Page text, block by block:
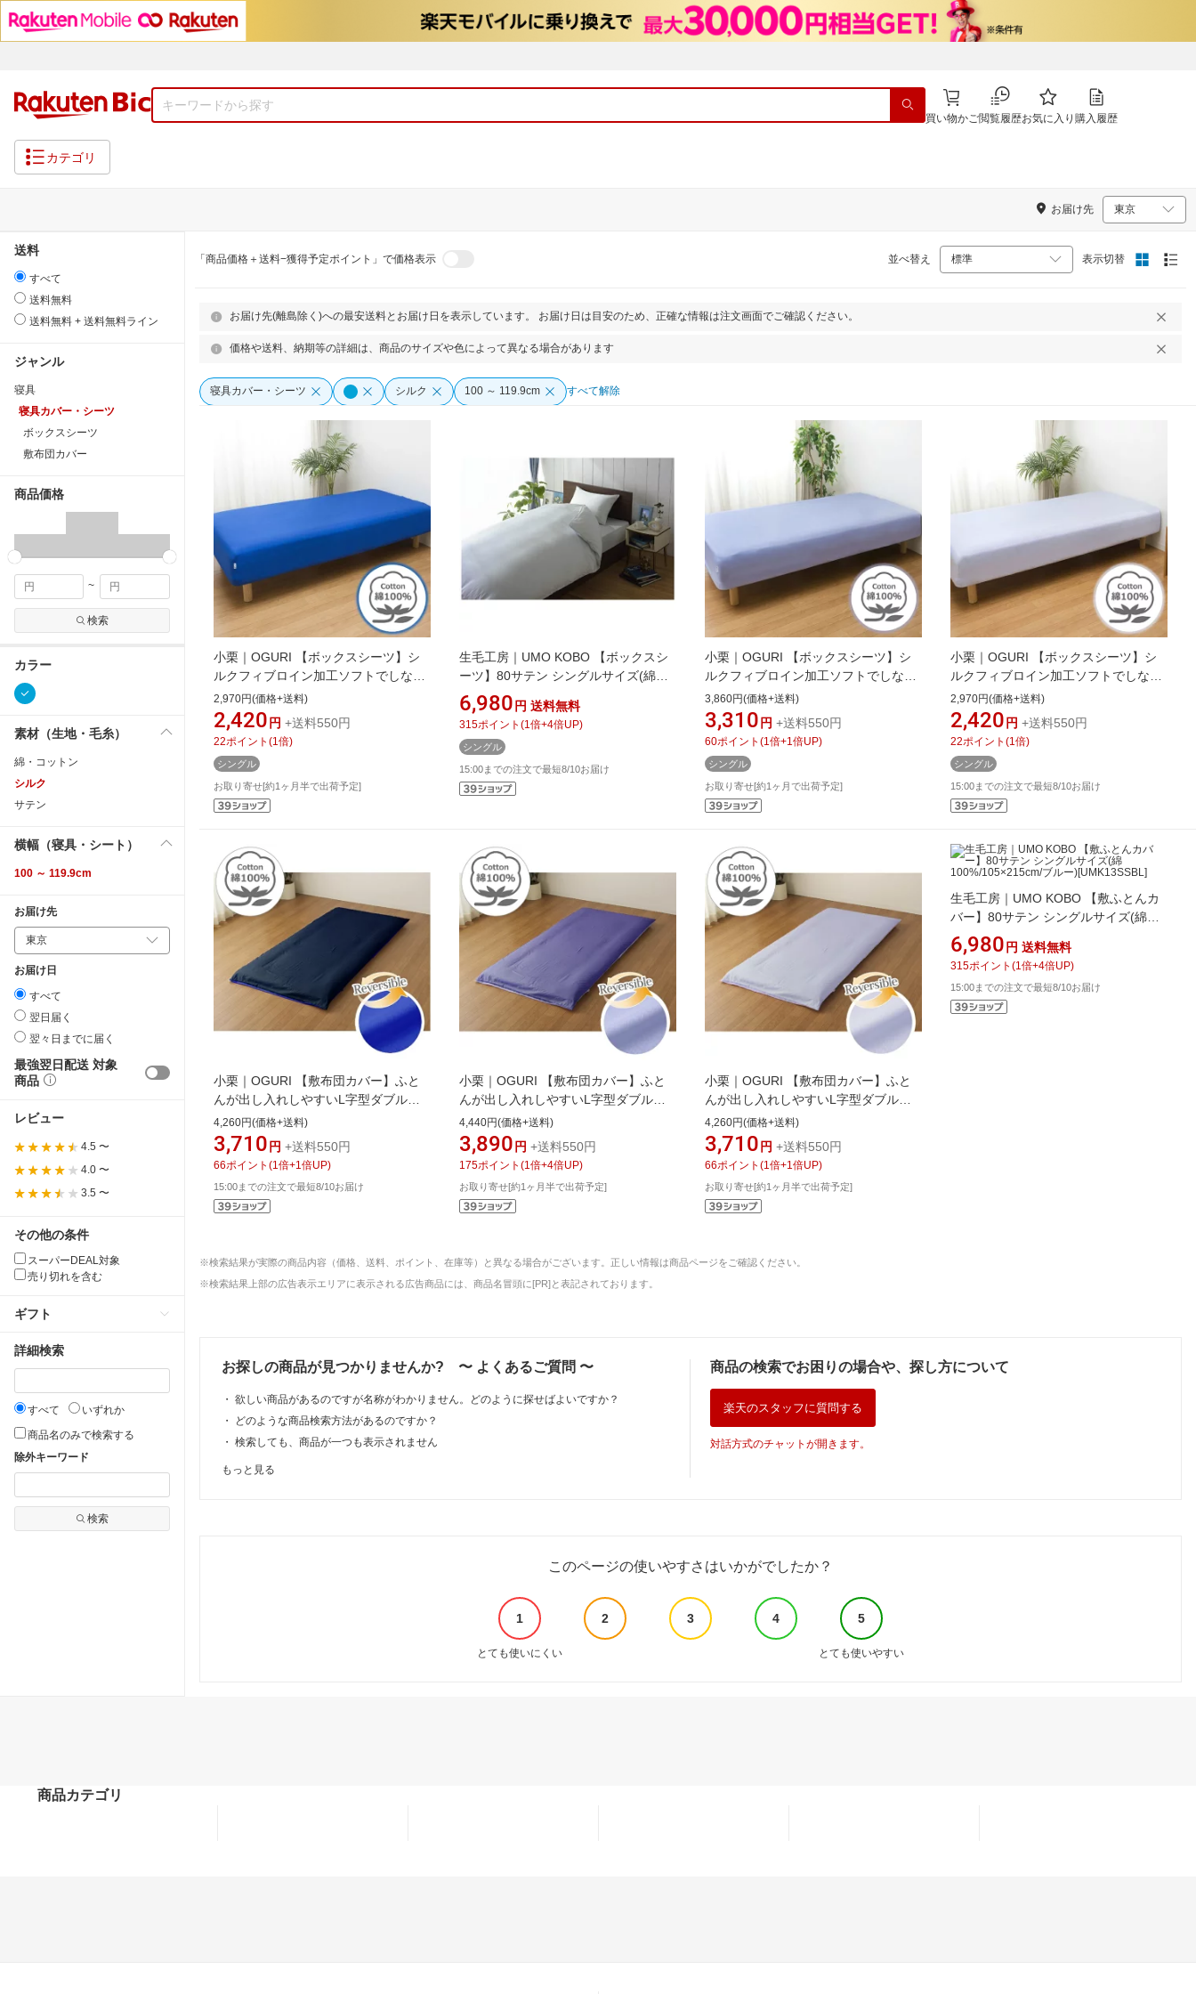
買い物かご閲覧履歴お気に入り 購入履歴
カテゴリ
お届け先
送料
すべて
送料無料
送料無料 + 送料無料ライン
ジャンル
寝具
寝具カバー・シーツ
ボックスシーツ
敷布団カバー
商品価格
~
検索
カラー
素材（生地・毛糸）
綿・コットン
シルク
サテン
横幅（寝具・シート）
100 ～ 119.9cm
お届け先
お届け日
すべて
翌日届く
翌々日までに届く
最強翌日配送 対象
商品
レビュー
4.5 〜
4.0 〜
3.5 〜
その他の条件
スーパーDEAL対象
売り切れを含む
ギフト
詳細検索
すべて
いずれか
商品名のみで検索する
除外キーワード
検索
「商品価格＋送料−獲得予定ポイント」で価格表示 並べ替え 表示切替
お届け先(離島除く)への最安送料とお届け日を表示しています。 お届け日は目安のため、正確な情報は注文画面でご確認ください。
価格や送料、納期等の詳細は、商品のサイズや色によって異なる場合があります
寝具カバー・シーツ シルク 100 ～ 119.9cm すべて解除
小栗｜OGURI 【ボックスシーツ】シ
ルクフィブロイン加工ソフトでしなや
か FROM メリーナイト(MerryNight)
ブルー FM67400173 [シングルサイズ]
[FM67400173]
2,970円(価格+送料)
2,420 円 +送料550円
22ポイント (1 倍)
シングル
お取り寄せ[約1ヶ月半で出荷予定]
生毛工房｜UMO KOBO 【ボックスシ
ーツ】80サテン シングルサイズ(綿
100%/100×200×30cm/ブルー)
[UMK13BSBL]
6,980 円 送料無料
315ポイント (1 倍+4倍UP)
シングル
15:00までの注文で最短8/10お届け
小栗｜OGURI 【ボックスシーツ】シ
ルクフィブロイン加工ソフトでしなや
か FROM メリーナイト(MerryNight)
ラベンダーサックス FM67400175 [シ
ングルサイズ][FM67400175]
3,860円(価格+送料)
3,310 円 +送料550円
60ポイント (1 倍+1 倍UP)
シングル
お取り寄せ[約1ヶ月で出荷予定]
小栗｜OGURI 【ボックスシーツ】シ
ルクフィブロイン加工ソフトでしなや
か FROM メリーナイト(MerryNight)
ペールブルー FM67400177 [シングル
サイズ][FM67400177]
2,970円(価格+送料)
2,420 円 +送料550円
22ポイント (1 倍)
シングル
15:00までの注文で最短8/10お届け
小栗｜OGURI 【敷布団カバー】ふと
んが出し入れしやすいL字型ダブルフ
ァスナー FROM メリーナイト
(MerryNight) ネイビー FM63400172
[シングルロングサイズ][FM63400172]
4,260円(価格+送料)
3,710 円 +送料550円
66ポイント (1 倍+1 倍UP)
15:00までの注文で最短8/10お届け
小栗｜OGURI 【敷布団カバー】ふと
んが出し入れしやすいL字型ダブルフ
ァスナー FROM メリーナイト
(MerryNight) グレーブルー
FM63400174 [シングルロングサイズ]
[FM63400174]
4,440円(価格+送料)
3,890 円 +送料550円
175ポイント (1 倍+4倍UP)
お取り寄せ[約1ヶ月半で出荷予定]
小栗｜OGURI 【敷布団カバー】ふと
んが出し入れしやすいL字型ダブルフ
ァスナー FROM メリーナイト
(MerryNight) サックス FM63400176
[シングルロングサイズ][FM63400176]
4,260円(価格+送料)
3,710 円 +送料550円
66ポイント (1 倍+1 倍UP)
お取り寄せ[約1ヶ月半で出荷予定]
生毛工房｜UMO KOBO 【敷ふとんカ
バー】80サテン シングルサイズ(綿
100%/105×215cm/ブルー)
[UMK13SSBL]
6,980 円 送料無料
315ポイント (1 倍+4倍UP)
15:00までの注文で最短8/10お届け
※検索結果が実際の商品内容（価格、送料、ポイント、在庫等）と異なる場合がございます。正しい情報は商品ページをご確認ください。
※検索結果上部の広告表示エリアに表示される広告商品には、商品名冒頭に[PR]と表記されております。
お探しの商品が見つかりませんか? 〜 よくあるご質問 〜
・ 欲しい商品があるのですが名称がわかりません。どのように探せばよいですか？
・
どのような商品検索方法があるのですか？
・ 検索しても、商品が一つも表示されません
もっと見る
商品の検索でお困りの場合や、探し方について
楽天のスタッフに質問する
対話方式のチャットが開きます。
このページの使いやすさはいかがでしたか？
1 2 3 4 5
とても使いにくい とても使いやすい
商品カテゴリ